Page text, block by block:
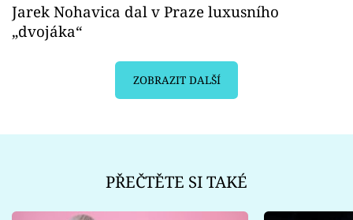
Jarek Nohavica dal v Praze luxusního
„dvojáka“
ZOBRAZIT DALŠÍ
PŘEČTĚTE SI TAKÉ